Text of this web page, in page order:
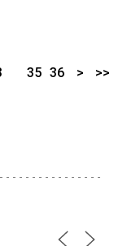
35 36 > >>